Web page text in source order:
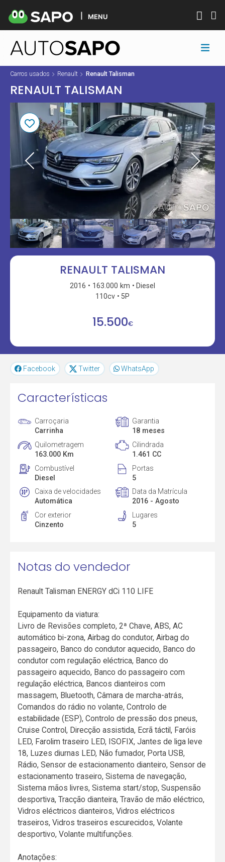
MENU
Carros usados Renault Renault Talisman
RENAULT TALISMAN
RENAULT TALISMAN
2016 163.000 km
Diesel
110cv
5P
15.500€
Facebook Twitter WhatsApp
Características
Carroçaria
Carrinha
Garantia
18 meses
Quilometragem
163.000 Km
Cilindrada
1.461 CC
Combustível
Diesel
Portas
5
Caixa de velocidades
Automática
Data da Matrícula
2016 - Agosto
Cor exterior
Cinzento
Lugares
5
Notas do vendedor
Renault Talisman ENERGY dCi 110 LIFE
Equipamento da viatura:
Livro de Revisões completo, 2ª Chave, ABS, AC
automático bi-zona, Airbag do condutor, Airbag do
passageiro, Banco do condutor aquecido, Banco do
condutor com regulação eléctrica, Banco do
passageiro aquecido, Banco do passageiro com
regulação eléctrica, Bancos dianteiros com
massagem, Bluetooth, Câmara de marcha-atrás,
Comandos do rádio no volante, Controlo de
estabilidade (ESP), Controlo de pressão dos pneus,
Cruise Control, Direcção assistida, Ecrã táctil, Faróis
LED, Farolim traseiro LED, ISOFIX, Jantes de liga leve
18, Luzes diurnas LED, Não fumador, Porta USB,
Rádio, Sensor de estacionamento dianteiro, Sensor de
estacionamento traseiro, Sistema de navegação,
Sistema mãos livres, Sistema start/stop, Suspensão
desportiva, Tracção dianteira, Travão de mão eléctrico,
Vidros eléctricos dianteiros, Vidros eléctricos
traseiros, Vidros traseiros escurecidos, Volante
desportivo, Volante multifunções.
Anotações: